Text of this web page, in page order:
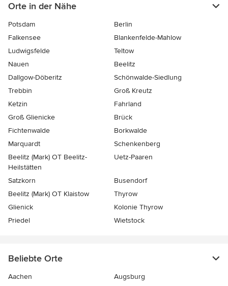
Orte in der Nähe
Potsdam
Berlin
Falkensee
Blankenfelde-Mahlow
Ludwigsfelde
Teltow
Nauen
Beelitz
Dallgow-Döberitz
Schönwalde-Siedlung
Trebbin
Groß Kreutz
Ketzin
Fahrland
Groß Glienicke
Brück
Fichtenwalde
Borkwalde
Marquardt
Schenkenberg
Beelitz (Mark) OT Beelitz-
Heilstätten
Uetz-Paaren
Satzkorn
Busendorf
Beelitz (Mark) OT Klaistow
Thyrow
Glienick
Kolonie Thyrow
Priedel
Wietstock
Beliebte Orte
Aachen
Augsburg